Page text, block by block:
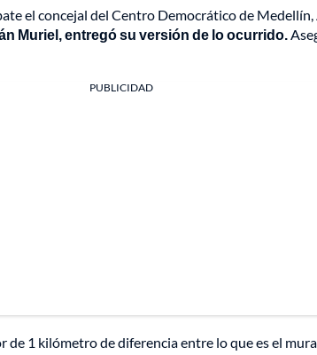
el concejal del Centro Democrático de
Muriel, entregó su versión de lo ocurrido.
PUBLICIDAD
1 kilómetro de diferencia entre lo que es el